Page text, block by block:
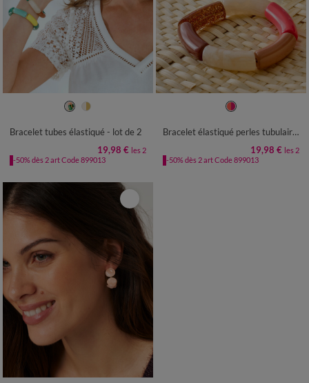
TU
Bracelet tubes élastiqué - lot de 2
19,98 € les 2
-50% dès 2 art Code 899013
TU
Bracelet élastiqué perles tubulaires, lot de 2
19,98 € les 2
-50% dès 2 art Code 899013